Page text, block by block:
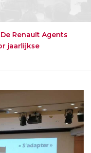
De Renault Agents
jaarlijkse